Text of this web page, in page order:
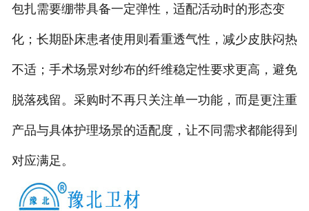
包扎需要绷带具备一定弹性，适配活动时的形态变
化；长期卧床患者使用则看重透气性，减少皮肤闷热
不适；手术场景对纱布的纤维稳定性要求更高，避免
脱落残留。采购时不再只关注单一功能，而是更注重
产品与具体护理场景的适配度，让不同需求都能得到
对应满足。